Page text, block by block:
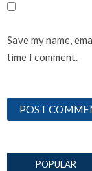
Save my name,
time I comment.
POPULAR